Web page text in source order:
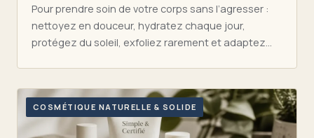
Pour prendre soin de votre corps sans l’agresser :
nettoyez en douceur, hydratez chaque jour,
protégez du soleil, exfoliez rarement et adaptez…
COSMÉTIQUE NATURELLE & SOLIDE